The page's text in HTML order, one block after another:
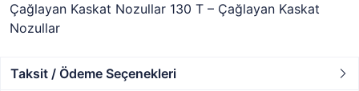
Çağlayan Kaskat Nozullar 130 T – Çağlayan Kaskat
Nozullar
Taksit / Ödeme Seçenekleri